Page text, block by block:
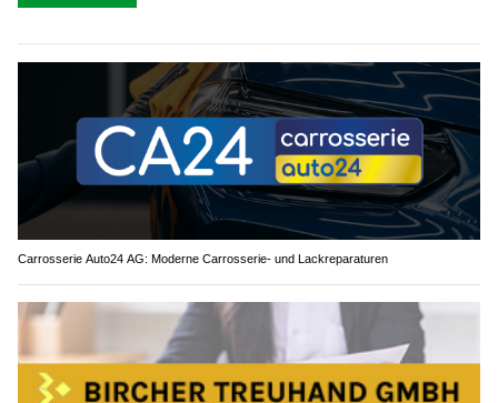
Carrosserie Auto24 AG: Moderne Carrosserie- und Lackreparaturen